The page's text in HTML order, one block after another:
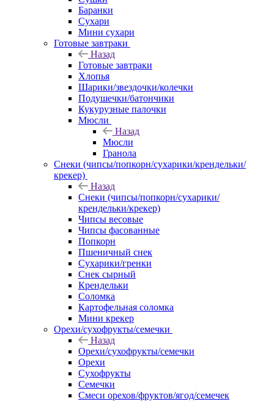
Баранки
Сухари
Мини сухари
Готовые завтраки
Назад
Готовые завтраки
Хлопья
Шарики/звездочки/колечки
Подушечки/батончики
Кукурузные палочки
Мюсли
Назад
Мюсли
Гранола
Снеки (чипсы/попкорн/сухарики/крендельки/
крекер)
Назад
Снеки (чипсы/попкорн/сухарики/
крендельки/крекер)
Чипсы весовые
Чипсы фасованные
Попкорн
Пшеничный снек
Сухарики/гренки
Снек сырный
Крендельки
Соломка
Картофельная соломка
Мини крекер
Орехи/сухофрукты/семечки
Назад
Орехи/сухофрукты/семечки
Орехи
Сухофрукты
Семечки
Смеси орехов/фруктов/ягод/семечек